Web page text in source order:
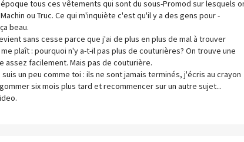
tous ces vêtements qui sont du sous-Promod sur lesquels
ou Truc. Ce qui m'inquiète c'est qu'il y a des gens pour -
beau.
sans cesse parce que j'ai de plus en plus de mal à trouver
plaît : pourquoi n'y a-t-il pas plus de couturières? On trouve une
assez facilement. Mais pas de couturière.
un peu comme toi : ils ne sont jamais terminés, j'écris au crayon
six mois plus tard et recommencer sur un autre sujet...